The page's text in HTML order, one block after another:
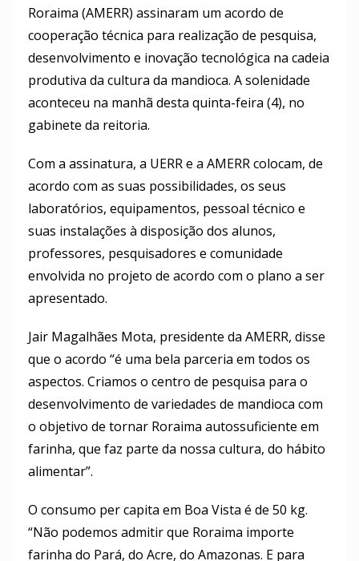
Roraima (AMERR) assinaram um acordo de
cooperação técnica para realização de pesquisa,
desenvolvimento e inovação tecnológica na cadeia
produtiva da cultura da mandioca. A solenidade
aconteceu na manhã desta quinta-feira (4), no
gabinete da reitoria.
Com a assinatura, a UERR e a AMERR colocam, de
acordo com as suas possibilidades, os seus
laboratórios, equipamentos, pessoal técnico e
suas instalações à disposição dos alunos,
professores, pesquisadores e comunidade
envolvida no projeto de acordo com o plano a ser
apresentado.
Jair Magalhães Mota, presidente da AMERR, disse
que o acordo “é uma bela parceria em todos os
aspectos. Criamos o centro de pesquisa para o
desenvolvimento de variedades de mandioca com
o objetivo de tornar Roraima autossuficiente em
farinha, que faz parte da nossa cultura, do hábito
alimentar”.
O consumo per capita em Boa Vista é de 50 kg.
“Não podemos admitir que Roraima importe
farinha do Pará, do Acre, do Amazonas. E para